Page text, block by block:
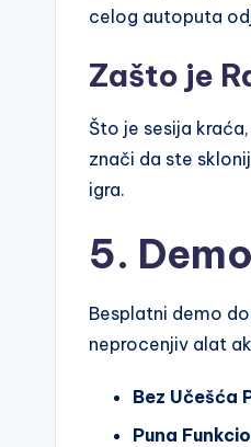
celog autoputa
Zašto je
Što je sesija
znači da ste
igra.
5.
Besplatni demo
neprocenjiv alat
Bez Učešća
Puna